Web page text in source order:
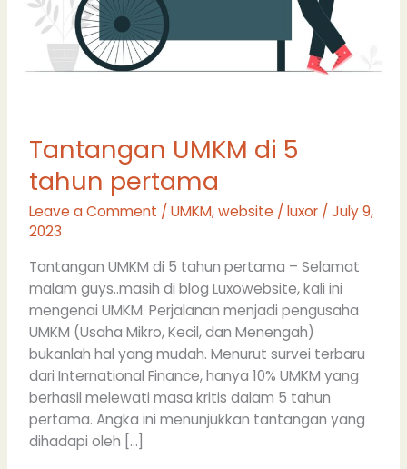
Tantangan UMKM di 5
tahun pertama
Leave a Comment / UMKM,website / luxor / July 9,
2023
Tantangan UMKM di 5 tahun pertama – Selamat
malam guys..masih di blog Luxowebsite, kali ini
mengenai UMKM. Perjalanan menjadi pengusaha
UMKM (Usaha Mikro, Kecil, dan Menengah)
bukanlah hal yang mudah. Menurut survei terbaru
dari International Finance, hanya 10% UMKM yang
berhasil melewati masa kritis dalam 5 tahun
pertama. Angka ini menunjukkan tantangan yang
dihadapi oleh […]